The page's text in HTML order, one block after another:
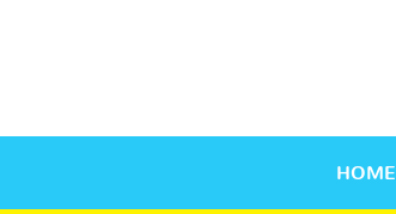
HOME